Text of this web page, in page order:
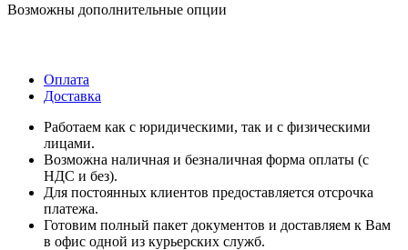
Возможны дополнительные опции
Оплата
Доставка
Работаем как с юридическими, так и с физическими
лицами.
Возможна наличная и безналичная форма оплаты (с
НДС и без).
Для постоянных клиентов предоставляется отсрочка
платежа.
Готовим полный пакет документов и доставляем к Вам
в офис одной из курьерских служб.